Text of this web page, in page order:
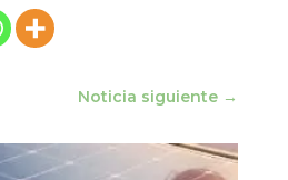
Noticia siguiente →